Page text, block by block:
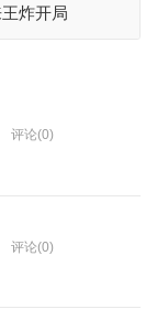
炸开局
评论(0)
评论(0)